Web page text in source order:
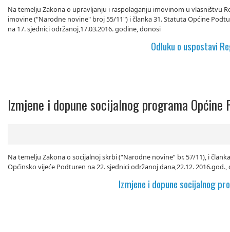
Na temelju Zakona o upravljanju i raspolaganju imovinom u vlasništvu
imovine ("Narodne novine" broj 55/11") i članka 31. Statuta Općine
na 17. sjednici održanoj,17.03.2016. godine, donosi
Odluku o uspostavi
Izmjene i dopune socijalnog programa Općine
Na temelju Zakona o socijalnoj skrbi (“Narodne novine” br. 57/11), i
Općinsko vijeće Podturen na 22. sjednici održanoj dana,22.12. 2016.god.,
Izmjene i dopune socijalnog